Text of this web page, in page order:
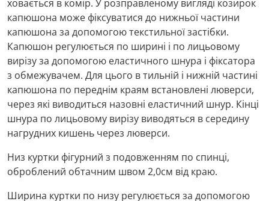
ховається в комір. У розправленому вигляді козирок
капюшона може фіксуватися до нижньої частини
капюшона за допомогою текстильної застібки.
Капюшон регулюється по ширині і по лицьовому
вирізу за допомогою еластичного шнура і фіксатора
з обмежувачем. Для цього в тильній і нижній частині
капюшона по переднім краям встановлені люверси,
через які виводиться назовні еластичний шнур. Кінці
шнура по лицьовому вирізу виводяться в середину
нагрудних кишень через люверси.
Низ куртки фігурний з подовженням по спинці,
оброблений обтачним швом 2,0см від краю.
Ширина куртки по низу регулюється за допомогою